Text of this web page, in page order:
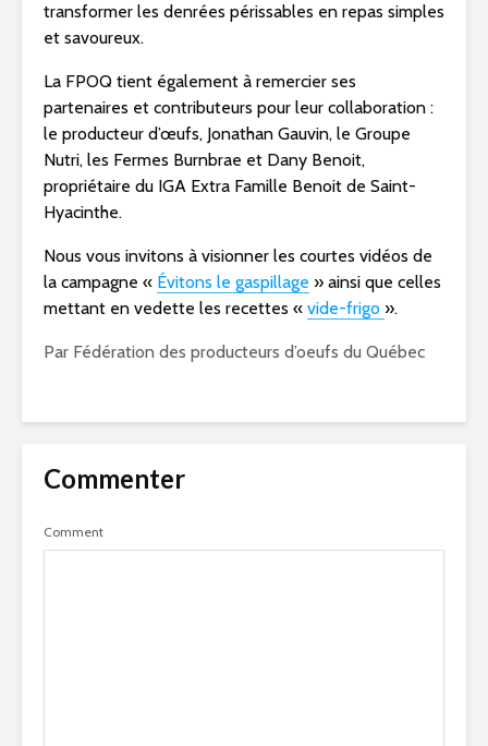
transformer les denrées périssables en repas simples
et savoureux.
La FPOQ tient également à remercier ses
partenaires et contributeurs pour leur collaboration :
le producteur d’œufs, Jonathan Gauvin, le Groupe
Nutri, les Fermes Burnbrae et Dany Benoit,
propriétaire du IGA Extra Famille Benoit de Saint-
Hyacinthe.
Nous vous invitons à visionner les courtes vidéos de
la campagne « Évitons le gaspillage » ainsi que celles
mettant en vedette les recettes « vide-frigo ».
Par Fédération des producteurs d’oeufs du Québec
Commenter
Comment